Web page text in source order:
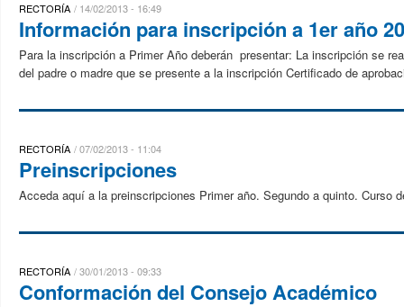
RECTORÍA 14/02/2013 - 16:49
Información para inscripción a 1er año
Para la inscripción a Primer Año deberán presentar: La inscripción se
del padre o madre que se presente a la inscripción Certificado de
RECTORÍA 07/02/2013 - 11:04
Preinscripciones
Acceda aquí a la preinscripciones Primer año. Segundo a quinto.
RECTORÍA 30/01/2013 - 09:33
Conformación del Consejo Académico